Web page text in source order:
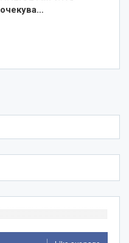
очекува…